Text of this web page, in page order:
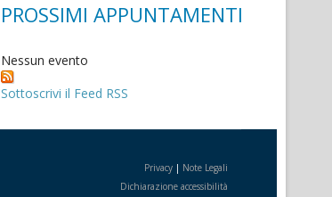
PROSSIMI APPUNTAMENTI
Nessun evento
Sottoscrivi il Feed RSS
Privacy | Note Legali
Dichiarazione accessibilità